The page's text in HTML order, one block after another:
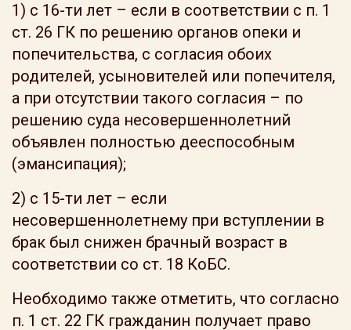
1) с 16-ти лет – если в соответствии с п. 1
ст. 26 ГК по решению органов опеки и
попечительства, с согласия обоих
родителей, усыновителей или попечителя,
а при отсутствии такого согласия – по
решению суда несовершеннолетний
объявлен полностью дееспособным
(эмансипация);
2) с 15-ти лет – если
несовершеннолетнему при вступлении в
брак был снижен брачный возраст в
соответствии со ст. 18 КоБС.
Необходимо также отметить, что согласно
п. 1 ст. 22 ГК гражданин получает право